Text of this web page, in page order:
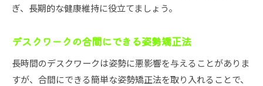
ぎ、長期的な健康維持に役立てましょう。
デスクワークの合間にできる姿勢矯正法
長時間のデスクワークは姿勢に悪影響を与えることがありま
すが、合間にできる簡単な姿勢矯正法を取り入れることで、